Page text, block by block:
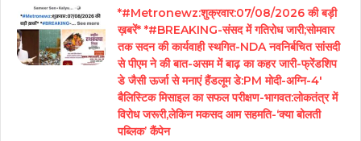
*#Metronewz:शुक्रवार:07/08/2026 की बड़ी
ख़बरें* *#BREAKING-संसद में गतिरोध जारी;सोमवार
तक सदन की कार्यवाही स्थगित-NDA नवनिर्बचित सांसदी
से पीएम ने की बात-असम में बाढ़ का कहर जारी-फ्रेंडशिप
डे जैसी ऊर्जा से मनाएं हैंडलूम डे:PM मोदी-अग्नि-4′
बैलिस्टिक मिसाइल का सफल परीक्षण-भागवत:लोकतंत्र में
विरोध जरूरी,लेकिन मकसद आम सहमति-‘क्या बोलती
पब्लिक’ कैंपेन